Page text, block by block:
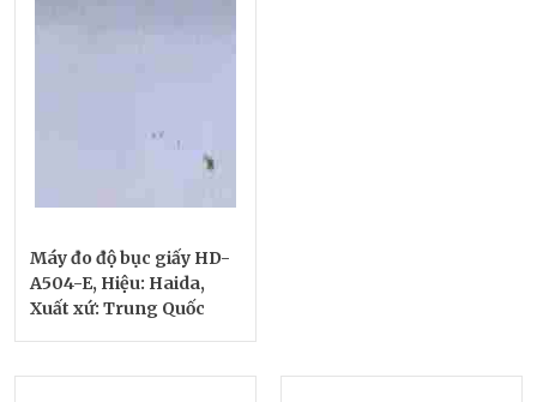
Máy đo độ bục giấy HD-
A504-E, Hiệu: Haida,
Xuất xứ: Trung Quốc